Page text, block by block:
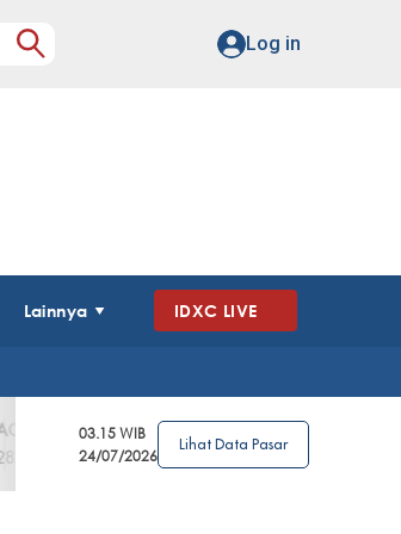
Log in
Lainnya IDXC LIVE
3.39%
AGRO
4
2.63%
0%
03.15 WIB
24/07/2026
Lihat Data Pasar